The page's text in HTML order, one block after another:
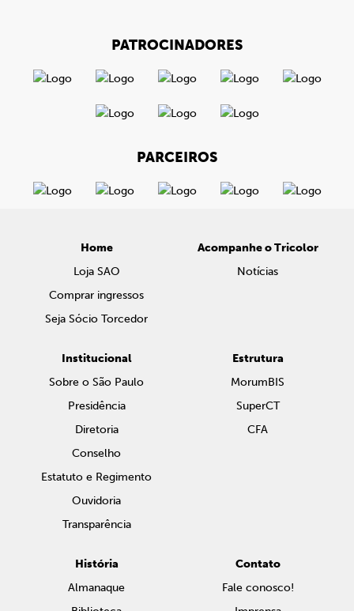
PATROCINADORES
PARCEIROS
Home
Loja SAO
Comprar ingressos
Seja Sócio Torcedor
Acompanhe o Tricolor
Notícias
Institucional
Sobre o São Paulo
Presidência
Diretoria
Conselho
Estatuto e Regimento
Ouvidoria
Transparência
Estrutura
MorumBIS
SuperCT
CFA
História
Almanaque
Contato
Fale conosco!